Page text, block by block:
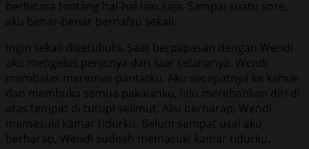
berbicara tentang hal-hal lain saja. Sampai suatu sore,
aku benar-benar bernafsu sekali.
Ingin sekali disetubuhi. Saat berpapasan dengan Wendi
aku mengelus penisnya dari luar celananya. Wendi
membalas meremas pantatku. Aku secepatnya ke kamar
dan membuka semua pakaianku, lalu merebahkan diri di
atas tempat di tutupi selimut. Aku berharap, Wendi
memasuki kamar tidurku. Belum sempat usai aku
berharap, Wendi sudeah memasuki kamar tidurku.